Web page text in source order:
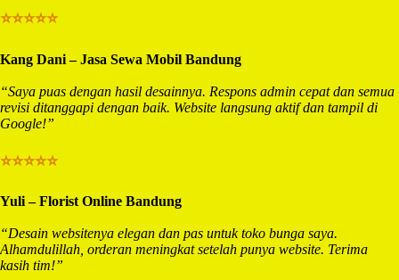
⭐⭐⭐⭐⭐
Kang Dani – Jasa Sewa Mobil Bandung
“Saya puas dengan hasil desainnya. Respons admin cepat dan semua
revisi ditanggapi dengan baik. Website langsung aktif dan tampil di
Google!”
⭐⭐⭐⭐⭐
Yuli – Florist Online Bandung
“Desain websitenya elegan dan pas untuk toko bunga saya.
Alhamdulillah, orderan meningkat setelah punya website. Terima
kasih tim!”